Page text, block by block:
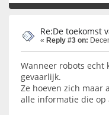
Re:De toekomst
« Reply #3 on:
Wanneer robots echt
gevaarlijk.
Ze hoeven zich maar
alle informatie die op